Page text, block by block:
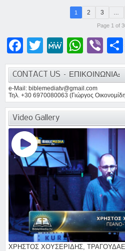
1 2 3
Page 1 of
Facebook Twitter MeWe WhatsAppViber
CONTACT US – ΕΠΙΚΟΙΝΩΝΙΑ:
e-Mail: biblemediatv@gmail.com
Τηλ. +30 6970080063 (Γιώργος
Video Gallery
ΧΡΗΣΤΟΣ ΧΟΥΣΕΡΙΔΗΣ,